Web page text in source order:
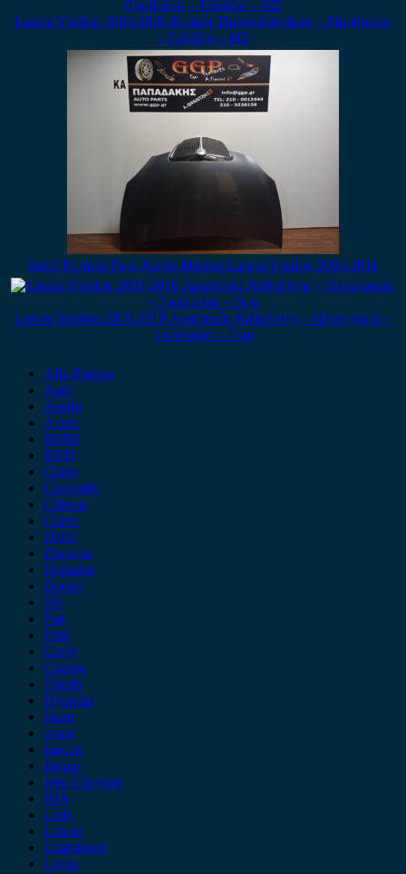
Lancia Ypsilon 2003-2006 Εμπρός Προφυλακτήρας – Προβολείς
– Γαλάζιο – ΜΣ
Καπό Εμπρός Γκρι Χωρίς Μάσκα Lancia Ypsilon 2003-2011
Lancia Ypsilon 2003-2010 Αριστερός Καθρέπτης – Ηλεκτρικός –
5 καλώδια – Γκρι
Alfa Romeo
Audi
Austin
Acura
BMW
BYD
Chery
Chevrolet
Citroen
Cupra
Dacia
Daewoo
Daihatsu
Dodge
DS
Fiat
Ford
Geely
Gonow
Honda
Hyundai
Isuzu
iveco
Jaecoo
Jaguar
Jeep Chrysler
KIA
Lada
Lancia
Leapmotor
Lexus